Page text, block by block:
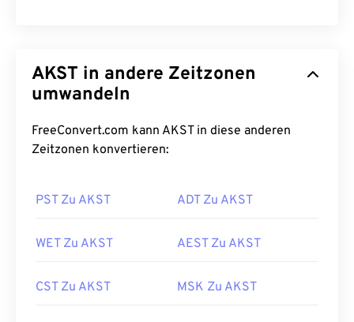
AKST in andere Zeitzonen
umwandeln
FreeConvert.com kann AKST in diese anderen
Zeitzonen konvertieren:
PST Zu AKST ADT Zu AKST
WET Zu AKST AEST Zu AKST
CST Zu AKST MSK Zu AKST